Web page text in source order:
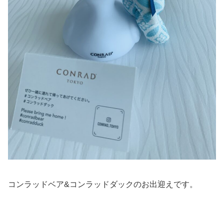
コンラッドベア&コンラッドダックのお出迎えです。